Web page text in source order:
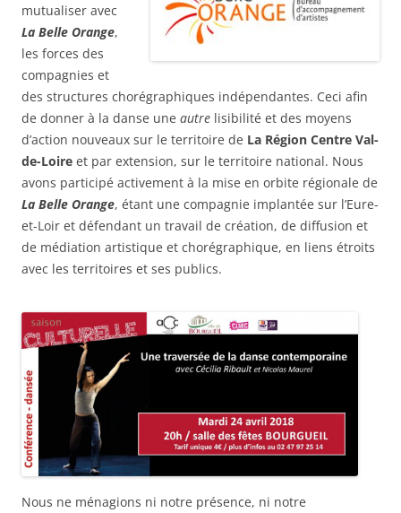
mutualiser avec
La Belle Orange,
les forces des
compagnies et
des structures chorégraphiques indépendantes. Ceci afin
de donner à la danse une autre lisibilité et des moyens
d’action nouveaux sur le territoire de La Région Centre Val-
de-Loire et par extension, sur le territoire national. Nous
avons participé activement à la mise en orbite régionale de
La Belle Orange, étant une compagnie implantée sur l’Eure-
et-Loir et défendant un travail de création, de diffusion et
de médiation artistique et chorégraphique, en liens étroits
avec les territoires et ses publics.
Nous ne ménagions ni notre présence, ni notre